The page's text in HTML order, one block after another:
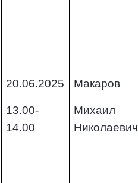
20.06.2025
13.00-
14.00
Макаров
Михаил
Николаевич